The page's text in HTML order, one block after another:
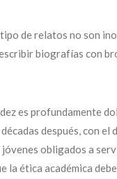
tipo de relatos no son
biografías con
es profundamente
después, con
obligados a
la ética académica